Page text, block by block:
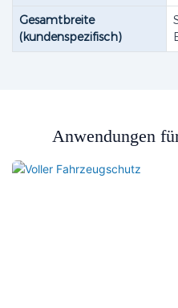
Gesamtbreite
(kundenspezifisch)
Anwendungen